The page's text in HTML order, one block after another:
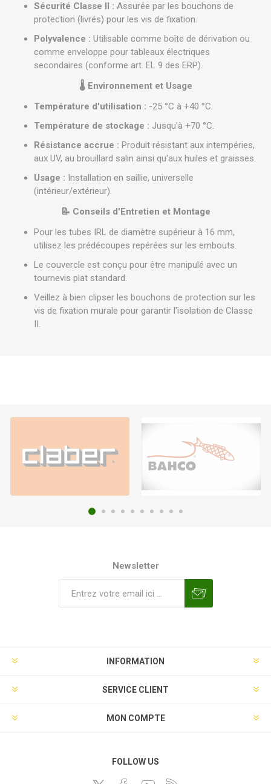
Sécurité Classe II : Assurée par les bouchons de
protection (livrés) pour les vis de fixation.
Polyvalence : Utilisable comme boîte de dérivation ou
comme enveloppe pour tableaux électriques
secondaires (conforme art. EL 9 des ERP).
🌡️ Environnement et Usage
Température d'utilisation : -25 °C à +40 °C.
Température de stockage : Jusqu'à +70 °C.
Résistance accrue : Produit résistant aux intempéries,
aux UV, au brouillard salin ainsi qu'aux huiles et graisses.
Usage : Installation en saillie, universelle
(intérieur/extérieur).
📝 Conseils d'Entretien et Montage
Pour les tubes IRL de diamètre supérieur à 16 mm,
utilisez les prédécoupes repérées sur les embouts.
Le couvercle est conçu pour être manipulé avec un
tournevis plat standard.
Veillez à bien clipser les bouchons de protection sur les
vis de fixation murale pour garantir l'isolation de Classe
II.
Newsletter
INFORMATION
SERVICE CLIENT
MON COMPTE
FOLLOW US